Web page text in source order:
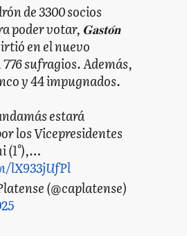
de 3300 socios
poder votar, 𝐆𝐚𝐬𝐭𝐨́𝐧
en el nuevo
sufragios. Además,
y 44 impugnados.
estará
los Vicepresidentes
(1°),…
lX933jUfPl
(@caplatense)